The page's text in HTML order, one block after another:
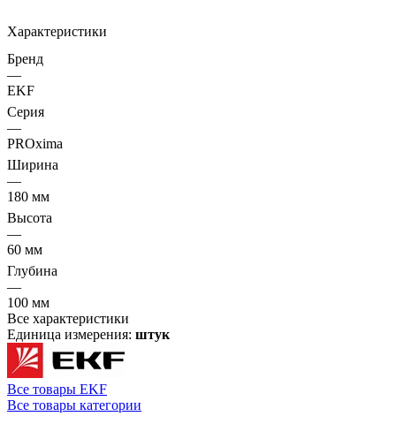
Характеристики
Бренд
—
EKF
Серия
—
PROxima
Ширина
—
180 мм
Высота
—
60 мм
Глубина
—
100 мм
Все характеристики
Единица измерения: штук
Все товары EKF
Все товары категории